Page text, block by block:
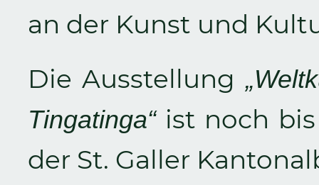
an der Kunst und
Die Ausstellung
Tingatinga“ist noch
der St. Galler